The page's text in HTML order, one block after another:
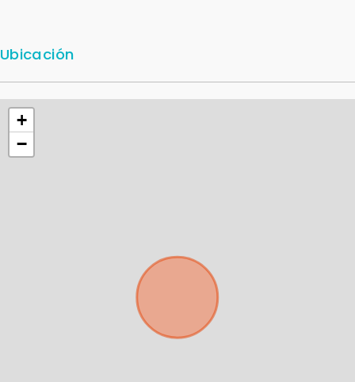
Ubicación
+
−
Déjanos tus datos para identificar tu consulta en el
sistema de gestión de clientes.